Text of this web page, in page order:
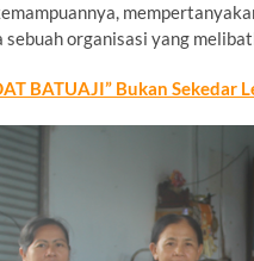
sebuah organisasi yang
BATUAJI” Bukan Sekedar